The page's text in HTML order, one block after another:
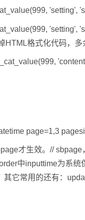
'setting',
'setting',
HTML格式化代码，多
page=1,3
才生效。//
中inputtime为系
它常用的还有：